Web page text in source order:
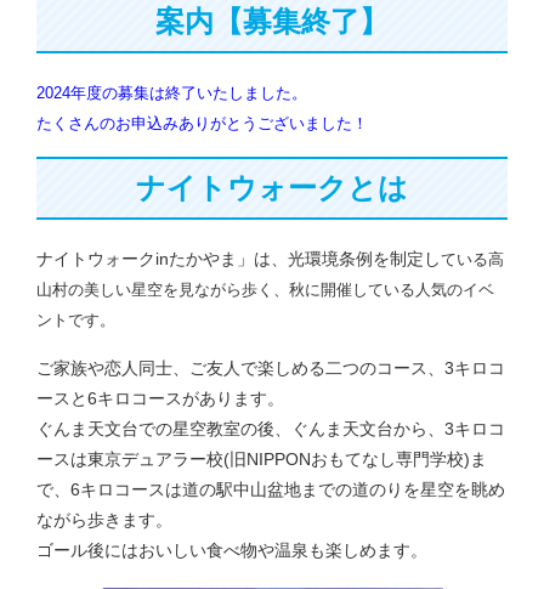
案内【募集終了】
2024年度の募集は終了いたしました。
たくさんのお申込みありがとうございました！
ナイトウォークとは
ナイトウォークinたかやま」は、光環境条例を制定している高
山村の美しい星空を見ながら歩く、秋に開催している人気のイベ
ントです。
ご家族や恋人同士、ご友人で楽しめる二つのコース、3キロコ
ースと6キロコースがあります。
ぐんま天文台での星空教室の後、ぐんま天文台から、3キロコ
ースは東京デュアラー校(旧NIPPONおもてなし専門学校)ま
で、6キロコースは道の駅中山盆地までの道のりを星空を眺め
ながら歩きます。
ゴール後にはおいしい食べ物や温泉も楽しめます。